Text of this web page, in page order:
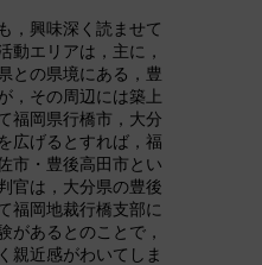
，興味深く読ませて
動エリアは，主に，
との県境にある，豊
，その周辺には築上
福岡県行橋市，大分
広げるとすれば，福
市・豊後高田市とい
官は，大分県の豊後
福岡地裁行橋支部に
があるとのことで，
親近感がわいてしま